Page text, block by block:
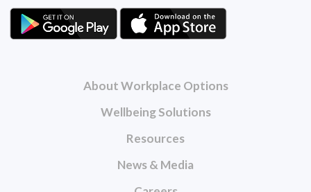
About Workplace Options
Wellbeing Solutions
Resources
News & Media